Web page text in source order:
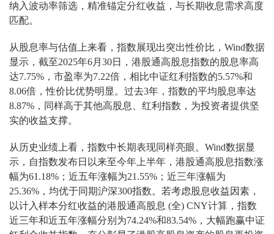
纳入波动率筛选，精准锚定分红收益，与长期收息需求高度
匹配。
从股息率与估值上来看，指数展现出突出性价比，Wind数据
显示，截至2025年6月30日，港股通高股息指数的股息率高
达7.75%，市盈率为7.22倍，相比中证红利指数的5.57%和
8.06倍，性价比优势明显。过去3年，指数的平均股息率达
8.87%，同样高于其他高股息、红利指数，为投资者提供坚
实的收益支撑。
从历史业绩上看，指数中长期表现同样亮眼。Wind数据显
示，自指数发布日以来至今年上半年，港股通高股息指数涨
幅为61.18%；近五年涨幅为21.55%；近三年涨幅为
25.36%，均优于同期沪深300指数。若考虑股息收益因素，
以计入样本分红收益的港股通高股息 (全) CNY计算，指数
近三年和近五年涨幅分别为74.24%和83.54%，大幅跑赢中证